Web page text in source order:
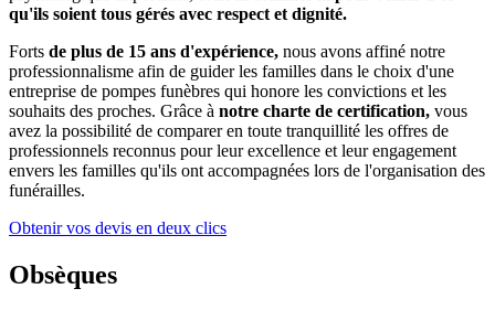
qu'ils soient tous gérés avec respect et dignité.
Forts de plus de 15 ans d'expérience, nous avons affiné notre
professionnalisme afin de guider les familles dans le choix d'une
entreprise de pompes funèbres qui honore les convictions et les
souhaits des proches. Grâce à notre charte de certification, vous
avez la possibilité de comparer en toute tranquillité les offres de
professionnels reconnus pour leur excellence et leur engagement
envers les familles qu'ils ont accompagnées lors de l'organisation des
funérailles.
Obtenir vos devis en deux clics
Obsèques